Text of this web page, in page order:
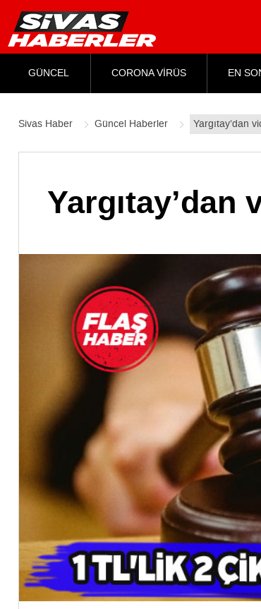
GÜNCEL CORONA VİRÜS EN
Sivas Haber Güncel Haberler Yargıtay’dan